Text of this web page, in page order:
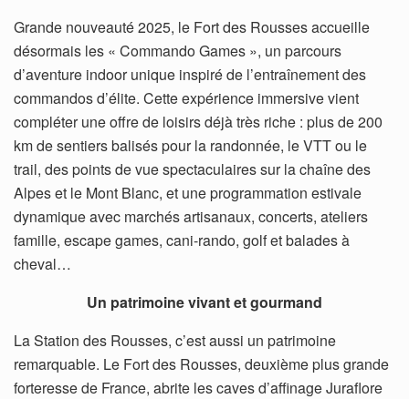
Grande nouveauté 2025, le Fort des Rousses accueille
désormais les « Commando Games », un parcours
d’aventure indoor unique inspiré de l’entraînement des
commandos d’élite. Cette expérience immersive vient
compléter une offre de loisirs déjà très riche : plus de 200
km de sentiers balisés pour la randonnée, le VTT ou le
trail, des points de vue spectaculaires sur la chaîne des
Alpes et le Mont Blanc, et une programmation estivale
dynamique avec marchés artisanaux, concerts, ateliers
famille, escape games, cani-rando, golf et balades à
cheval…
Un patrimoine vivant et gourmand
La Station des Rousses, c’est aussi un patrimoine
remarquable. Le Fort des Rousses, deuxième plus grande
forteresse de France, abrite les caves d’affinage Juraflore